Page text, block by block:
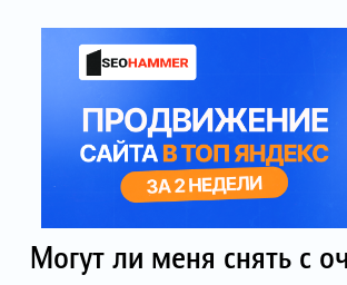
Могут ли меня снять с